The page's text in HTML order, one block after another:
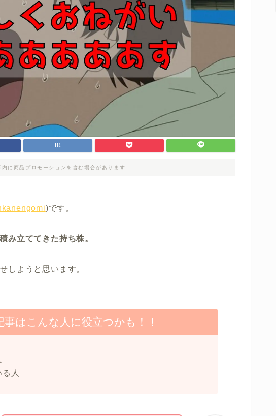
内に商品プロモーションを含む場合があります
)です。
み立ててきた持ち株。
しようと思います。
事はこんな人に役立つかも！！
人